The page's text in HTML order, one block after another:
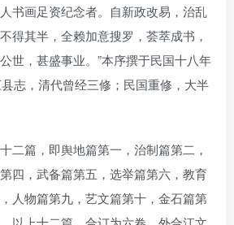
书画足资纪念者。自新政改易，治乱
得其半，全赖加意搜罗，荟萃成书，
世，甚盛事业。”本序撰于民国十八年
县志，清代曾经三修；民国重修，大半
二篇，即舆地篇第一，治制篇第二，
四，武备篇第五，选举篇第六，教育
人物篇第九，艺文篇第十，金石篇第